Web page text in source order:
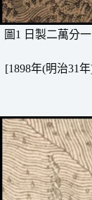
圖1 日製二萬分
[1898年(明治31